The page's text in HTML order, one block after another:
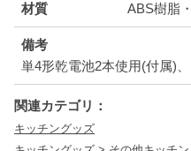
材質 ABS樹脂
備考
単4形乾電池2本使用(付属)
関連カテゴリ：
キッチングッズ